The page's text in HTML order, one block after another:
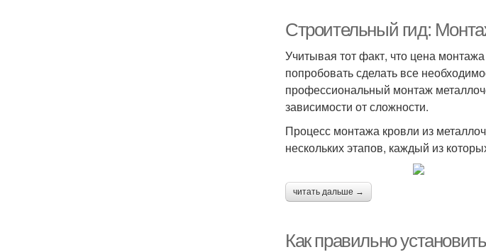
Строительный гид:
Учитывая тот факт, что цена
попробовать сделать все
профессиональный монтаж
зависимости от сложности.
Процесс монтажа кровли из
нескольких этапов, каждый из
читать дальше →
Как правильно